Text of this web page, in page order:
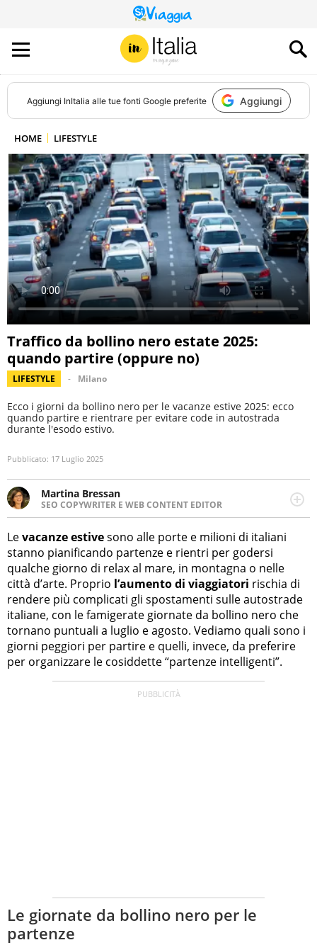
QUESTO
SITO
CONTRIBUISCE
ALL’AUDIENCE
DI
Aggiungi InItalia alle tue fonti Google preferite Aggiungi
HOME LIFESTYLE
Traffico da bollino nero estate 2025:
quando partire (oppure no)
LIFESTYLE Milano
Ecco i giorni da bollino nero per le vacanze estive 2025: ecco
quando partire e rientrare per evitare code in autostrada
durante l'esodo estivo.
Pubblicato: 17 Luglio 2025
Martina Bressan
SEO COPYWRITER E WEB CONTENT EDITOR
Appassionata di viaggi, di trail running e di yoga, ama
scoprire nuovi posti e nuove culture. Curiosa,
determinata e intraprendente adora leggere ma
soprattutto scrivere.
Levacanze estivesono alle porte e milioni di italiani
stanno pianificando partenze e rientri per godersi
qualche giorno di relax al mare, in montagna o nelle
città d’arte. Proprio l’aumento di viaggiatori rischia di
rendere più complicati gli spostamenti sulle autostrade
italiane, con le famigerate giornate da bollino nero che
tornano puntuali a luglio e agosto. Vediamo quali sono i
giorni peggiori per partire e quelli, invece, da preferire
per organizzare le cosiddette “partenze intelligenti”.
Le giornate da bollino nero per le
partenze